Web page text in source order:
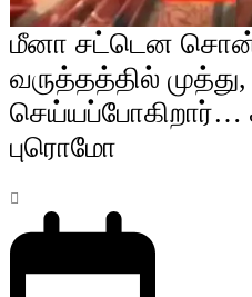
மீனா சட்டென
வருத்தத்தில்
செய்யப்போகிறார்…
புரொமோ